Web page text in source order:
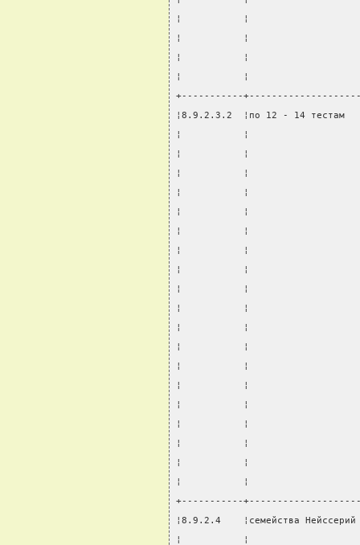
¦           ¦
¦           ¦
¦           ¦
¦           ¦
+-----------
¦8.9.2.3.2  ¦по 12 - 14 тестам
¦           ¦
¦           ¦
¦           ¦
¦           ¦
¦           ¦
¦           ¦
¦           ¦
¦           ¦
¦           ¦
¦           ¦
¦           ¦
¦           ¦
¦           ¦
¦           ¦
¦           ¦
¦           ¦
¦           ¦
¦           ¦
¦           ¦
+-----------
¦8.9.2.4    ¦семейства
¦           ¦